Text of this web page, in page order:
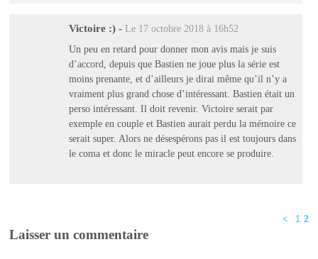
Victoire :) - Le 17 octobre 2018 à 16h52
Un peu en retard pour donner mon avis mais je suis
d’accord, depuis que Bastien ne joue plus la série est
moins prenante, et d’ailleurs je dirai même qu’il n’y a
vraiment plus grand chose d’intéressant. Bastien était un
perso intéressant. Il doit revenir. Victoire serait par
exemple en couple et Bastien aurait perdu la mémoire ce
serait super. Alors ne désespérons pas il est toujours dans
le coma et donc le miracle peut encore se produire.
< 1 2
Laisser un commentaire